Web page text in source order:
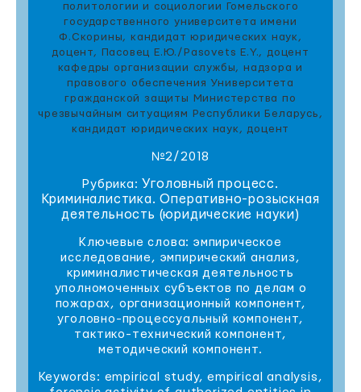
политологии и социологии Гомельского
государственного университета имени
Ф.Скорины, кандидат юридических наук,
доцент, Пасовец Е.Ю./Pasovets E.Y., доцент
кафедры организации службы, надзора и
правового обеспечения Университета
гражданской защиты Министерства по
чрезвычайным ситуациям Республики Беларусь,
кандидат юридических наук, доцент
№2/2018
Рубрика: Уголовный процесс.
Криминалистика. Оперативно-розыскная
деятельность (юридические науки)
Ключевые слова: эмпирическое
исследование, эмпирический анализ,
криминалистическая деятельность
уполномоченных субъектов по делам о
пожарах, организационный компонент,
уголовно-процессуальный компонент,
тактико-технический компонент,
методический компонент.
Keywords: empirical study, empirical analysis,